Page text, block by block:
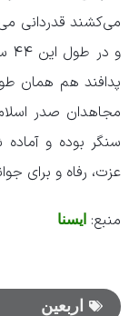
می‌کشند قدردانی
پدافند هم همان
مجاهدان صدر
سنگر بوده و
عزت، رفاه و برای
منبع: ایسنا
اربعین